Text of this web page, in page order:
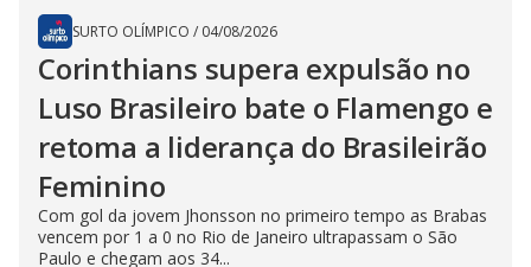
SURTO OLÍMPICO / 04/08/2026
Corinthians supera expulsão no
Luso Brasileiro bate o Flamengo e
retoma a liderança do Brasileirão
Feminino
Com gol da jovem Jhonsson no primeiro tempo as Brabas
vencem por 1 a 0 no Rio de Janeiro ultrapassam o São
Paulo e chegam aos 34...